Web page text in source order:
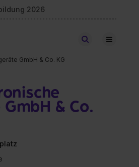
2026
Stellen finden
GmbH & Co. KG
& Co.